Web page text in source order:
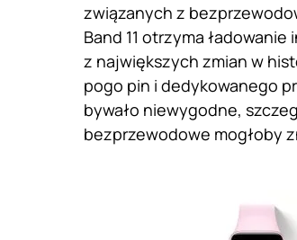
związanych z
Band 11 otrzyma
z największych zmian w
pogo pin i dedykowanego
bywało niewygodne,
bezprzewodowe mogłoby